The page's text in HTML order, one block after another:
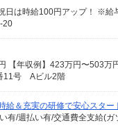
は時給100円アップ！ ※給
20
11号 Aビル2階
給＆充実の研修で安心スター
/週払い有/交通費全支給(ガ